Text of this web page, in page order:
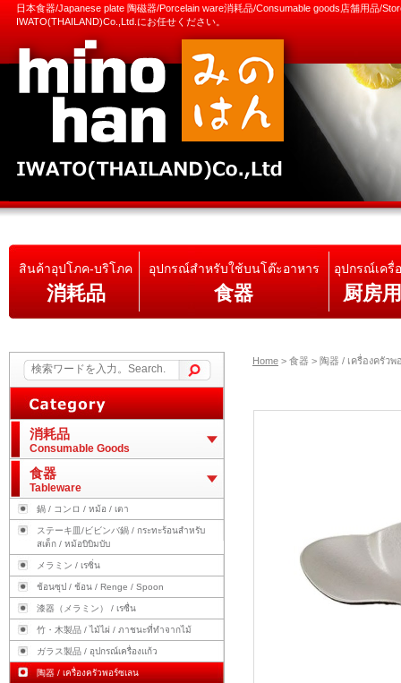
日本食器/Japanese plate 陶磁器/Porcelain ware消耗品/Consumable goods店舗用品/
IWATO(THAILAND)Co.,Ltd.にお任せください。
สินค้าอุปโภค-บริโภค
消耗品
อุปกรณ์สำหรับใช้บนโต๊ะอาหาร
食器
อุปกรณ์เครื่
厨房
消耗品
Consumable Goods
食器
Tableware
鍋 / コンロ / หม้อ / เตา
ステーキ皿/ビビンバ鍋 / กระทะร้อนสำหรับ
สเต็ก / หม้อบิบิมบับ
メラミン / เรซิ่น
ช้อนซุป / ช้อน / Renge / Spoon
漆器（メラミン） / เรซื่น
竹・木製品 / ไม้ไผ่ / ภาชนะที่ทำจากไม้
ガラス製品 / อุปกรณ์เครื่องแก้ว
陶器 / เครื่องครัวพอร์ซเลน
Home > 食器 > 陶器 / เครื่องครัวพ